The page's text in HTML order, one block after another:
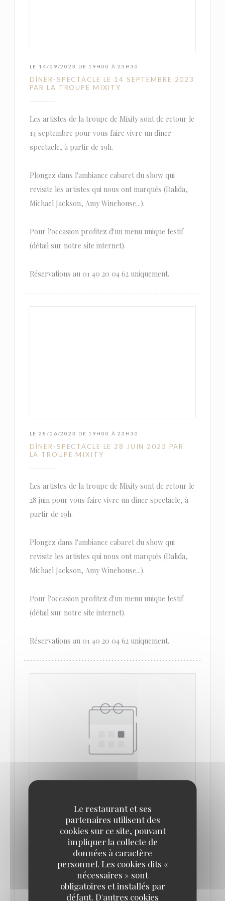
Le restaurant et ses
partenaires utilisent des
cookies sur ce site, pouvant
impliquer la collecte de
données à caractère
personnel. Les cookies dits «
nécessaires » sont
obligatoires et installés par
défaut. D'autres cookies
LE 14/09/2023 DE 19H00 À 23H30
DÎNER-SPECTACLE LE 14 SEPTEMBRE 2023
PAR LA TROUPE MIXITY
Les artistes de la troupe de Mixity sont de retour le
14 septembre pour vous faire vivre un dîner
spectacle, à partir de 19h.
Plongez dans l'ambiance cabaret du show qui
revisite les artistes qui nous ont marqués (Dalida,
Michael Jackson, Amy Winehouse...).
Pour l'occasion profitez d'un menu unique festif
(détail sur notre site internet).
Réservations au 01 40 20 04 62 uniquement.
LE 28/06/2023 DE 19H00 À 23H30
DÎNER-SPECTACLE LE 28 JUIN 2023 PAR
LA TROUPE MIXITY
Les artistes de la troupe de Mixity sont de retour le
28 juin pour vous faire vivre un dîner spectacle, à
partir de 19h.
Plongez dans l'ambiance cabaret du show qui
revisite les artistes qui nous ont marqués (Dalida,
Michael Jackson, Amy Winehouse...).
Pour l'occasion profitez d'un menu unique festif
(détail sur notre site internet).
Réservations au 01 40 20 04 62 uniquement.
DÎNER-SPECTACLE LE 29 SEPTEMBRE 2022
PAR LA TROUPE MIXITY
Les artistes de la troupe de Mixity sont de retour le
29 septembre pour vous faire vivre un dîner-
spectacle, à partir de 19h.